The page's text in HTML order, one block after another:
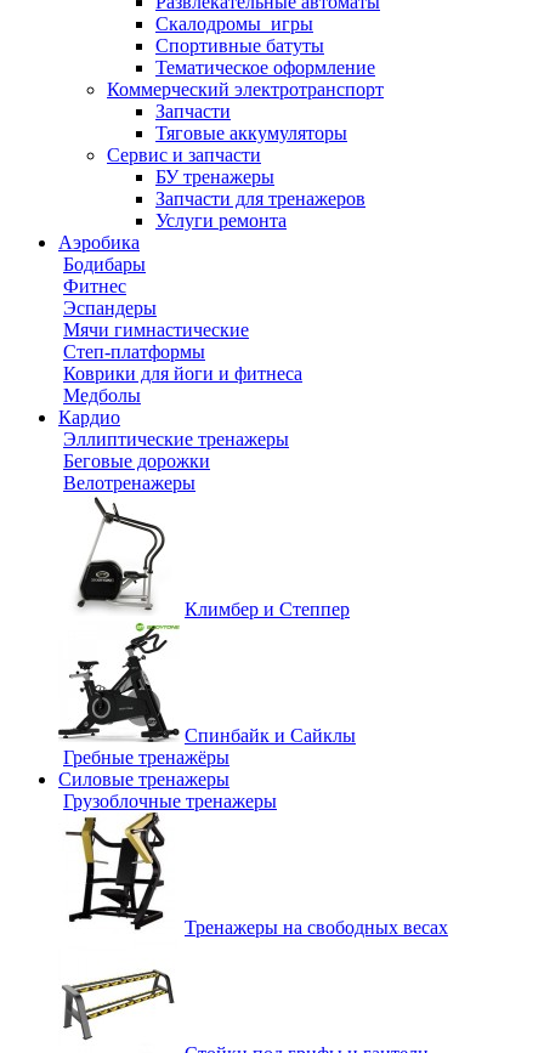
Скалодромы_игры
Спортивные батуты
Тематическое оформление
Коммерческий электротранспорт
Запчасти
Тяговые аккумуляторы
Сервис и запчасти
БУ тренажеры
Запчасти для тренажеров
Услуги ремонта
Аэробика
Бодибары
Фитнес
Эспандеры
Мячи гимнастические
Степ-платформы
Коврики для йоги и фитнеса
Медболы
Кардио
Эллиптические тренажеры
Беговые дорожки
Велотренажеры
Климбер и Степпер
Спинбайк и Сайклы
Гребные тренажёры
Силовые тренажеры
Грузоблочные тренажеры
Тренажеры на свободных весах